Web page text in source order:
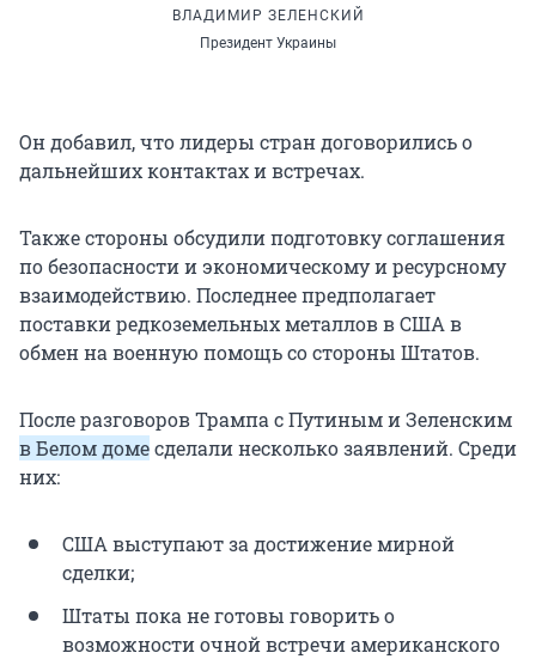
ВЛАДИМИР ЗЕЛЕНСКИЙ
Президент Украины
Он добавил, что лидеры стран договорились о
дальнейших контактах и встречах.
Также стороны обсудили подготовку соглашения
по безопасности и экономическому и ресурсному
взаимодействию. Последнее предполагает
поставки редкоземельных металлов в США в
обмен на военную помощь со стороны Штатов.
После разговоров Трампа с Путиным и Зеленским
в Белом домесделали несколько заявлений. Среди
них:
США выступают за достижение мирной
сделки;
Штаты пока не готовы говорить о
возможности очной встречи американского